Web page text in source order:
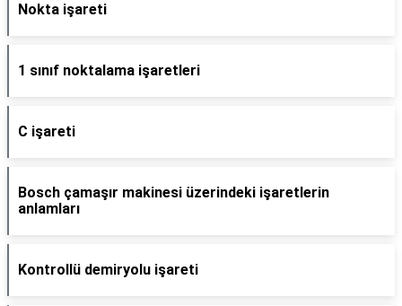
Nokta işareti
1 sınıf noktalama işaretleri
C işareti
Bosch çamaşır makinesi üzerindeki işaretlerin
anlamları
Kontrollü demiryolu işareti